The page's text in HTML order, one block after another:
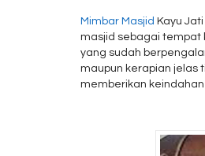
Mimbar Masjid Kayu
masjid sebagai tempat
yang sudah
maupun kerapian jelas
memberikan